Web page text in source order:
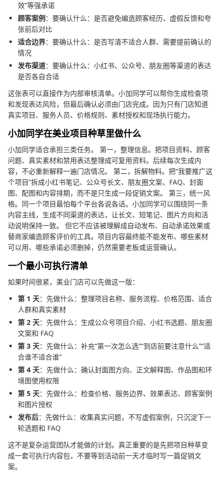
效”等强承诺
顾客案例 ：要确认什么：是否避免编造顾客经历、虚假反馈和夸
张前后对比
适合边界：要确认什么：是否写清不适合人群、需要提前确认的
情况
发布渠道：要确认什么：小红书、公众号、朋友圈等渠道的表达
是否各自合适
这张表可以直接作为内部审核清单。小加同学可以帮你生成检查项
和发现表达风险，但最后确认必须由门店完成。因为只有门店知道
真实项目、服务人员、价格规则、素材授权和现场执行能力。
小加同学在美业项目种草里做什么
小加同学适合承担三类任务。 第一，整理信息。把项目资料、顾客
问题、真实素材和禁用表达整理成可复用资料。后续每次生成内
容，不必重新解释一遍门店情况。 第二，拆解物料。把“我要推广这
个项目”拆成小红书笔记、公众号长文、朋友圈文案、FAQ、封面
图、配图和内容排期，而不是只生成一段促销文案。 第三，统一风
格。同一个项目最怕每个平台各说各话。小加同学可以围绕同一条
内容主线，生成不同渠道的表达，让长文、短笔记、图片方向和活
动说明保持一致。 但它不应该被理解成自动发布、自动承诺效果或
替商家编造顾客评价的工具。项目内容最终能不能发布、哪些素材
可以用、哪些承诺必须删掉，仍然需要老板或运营确认。
一个最小可执行清单
如果时间很紧，美业门店可以先做这一版：
第 1 天：先做什么：整理项目名称、服务流程、价格范围、适合
人群和真实素材
第 2 天：先做什么：生成公众号项目介绍、小红书选题、朋友圈
文案和 FAQ
第 3 天：先做什么：补充“第一次怎么选”“到店前要注意什么”“适
合谁不适合谁”
第 4 天：先做什么：确认封面图方向、正文解释图、作品图和环
境图使用权限
第 5 天：先做什么：检查价格、服务边界、效果表达、顾客案例
和图片授权
发布后：先做什么：收集真实问题，不写虚假案例，只沉淀下一
轮选题和 FAQ
这不是复杂运营团队才能做的计划。真正重要的是先把项目种草变
成一套可执行内容包，不要等到活动前一天才临时写一篇促销文
案。